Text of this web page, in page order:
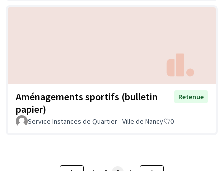
Aménagements sportifs (bulletin
papier)
Retenue
Service Instances de Quartier - Ville de Nancy 0